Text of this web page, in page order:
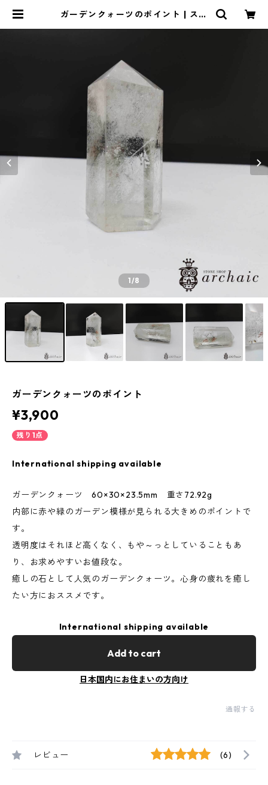
ガーデンクォーツのポイント | スト
1/8
ガーデンクォーツのポイント
¥3,900
残り1点
International shipping available
ガーデンクォーツ 60×30×23.5mm 重さ72.92g
内部に赤や緑のガーデン模様が見られる大きめのポイントで
す。
透明度はそれほど高くなく、もや～っとしていることもあ
り、お求めやすいお値段な。
癒しの石として人気のガーデンクォーツ。心身の疲れを癒し
たい方におススメです。
International shipping available
Add to cart
日本国内にお住まいの方向け
通報する
レビュー (6)